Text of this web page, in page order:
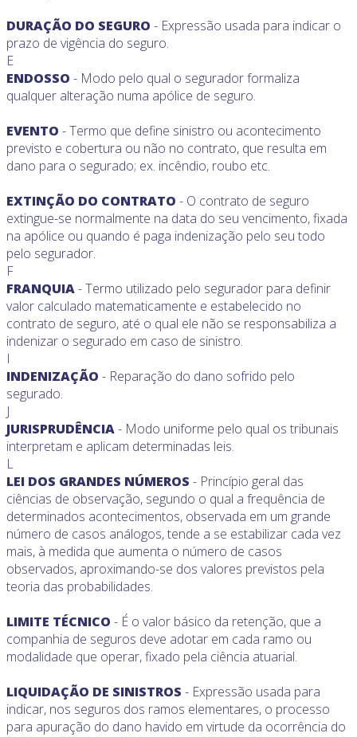
DURAÇÃO DO SEGURO - Expressão usada para indicar o
prazo de vigência do seguro.
E
ENDOSSO - Modo pelo qual o segurador formaliza
qualquer alteração numa apólice de seguro.
EVENTO - Termo que define sinistro ou acontecimento
previsto e cobertura ou não no contrato, que resulta em
dano para o segurado; ex. incêndio, roubo etc.
EXTINÇÃO DO CONTRATO - O contrato de seguro
extingue-se normalmente na data do seu vencimento, fixada
na apólice ou quando é paga indenização pelo seu todo
pelo segurador.
F
FRANQUIA- Termo utilizado pelo segurador para definir
valor calculado matematicamente e estabelecido no
contrato de seguro, até o qual ele não se responsabiliza a
indenizar o segurado em caso de sinistro.
I
INDENIZAÇÃO - Reparação do dano sofrido pelo
segurado.
J
JURISPRUDÊNCIA- Modo uniforme pelo qual os tribunais
interpretam e aplicam determinadas leis.
L
LEI DOS GRANDES NÚMEROS - Princípio geral das
ciências de observação, segundo o qual a frequência de
determinados acontecimentos, observada em um grande
número de casos análogos, tende a se estabilizar cada vez
mais, à medida que aumenta o número de casos
observados, aproximando-se dos valores previstos pela
teoria das probabilidades.
LIMITE TÉCNICO - É o valor básico da retenção, que a
companhia de seguros deve adotar em cada ramo ou
modalidade que operar, fixado pela ciência atuarial.
LIQUIDAÇÃO DE SINISTROS - Expressão usada para
indicar, nos seguros dos ramos elementares, o processo
para apuração do dano havido em virtude da ocorrência do